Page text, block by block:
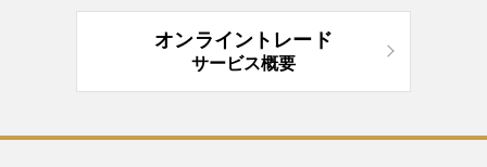
オンライントレード
サービス概要